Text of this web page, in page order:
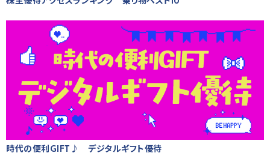
株主優待アクセスランキング 乗り物ベスト10
時代の便利GIFT♪ デジタルギフト優待